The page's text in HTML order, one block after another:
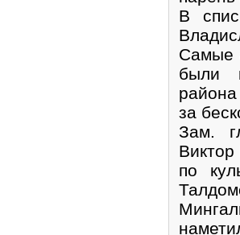
В
Самые
были
за
Зам.
Виктор
по